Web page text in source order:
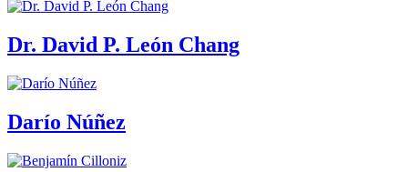
Dr. David P. León Chang
Darío Núñez